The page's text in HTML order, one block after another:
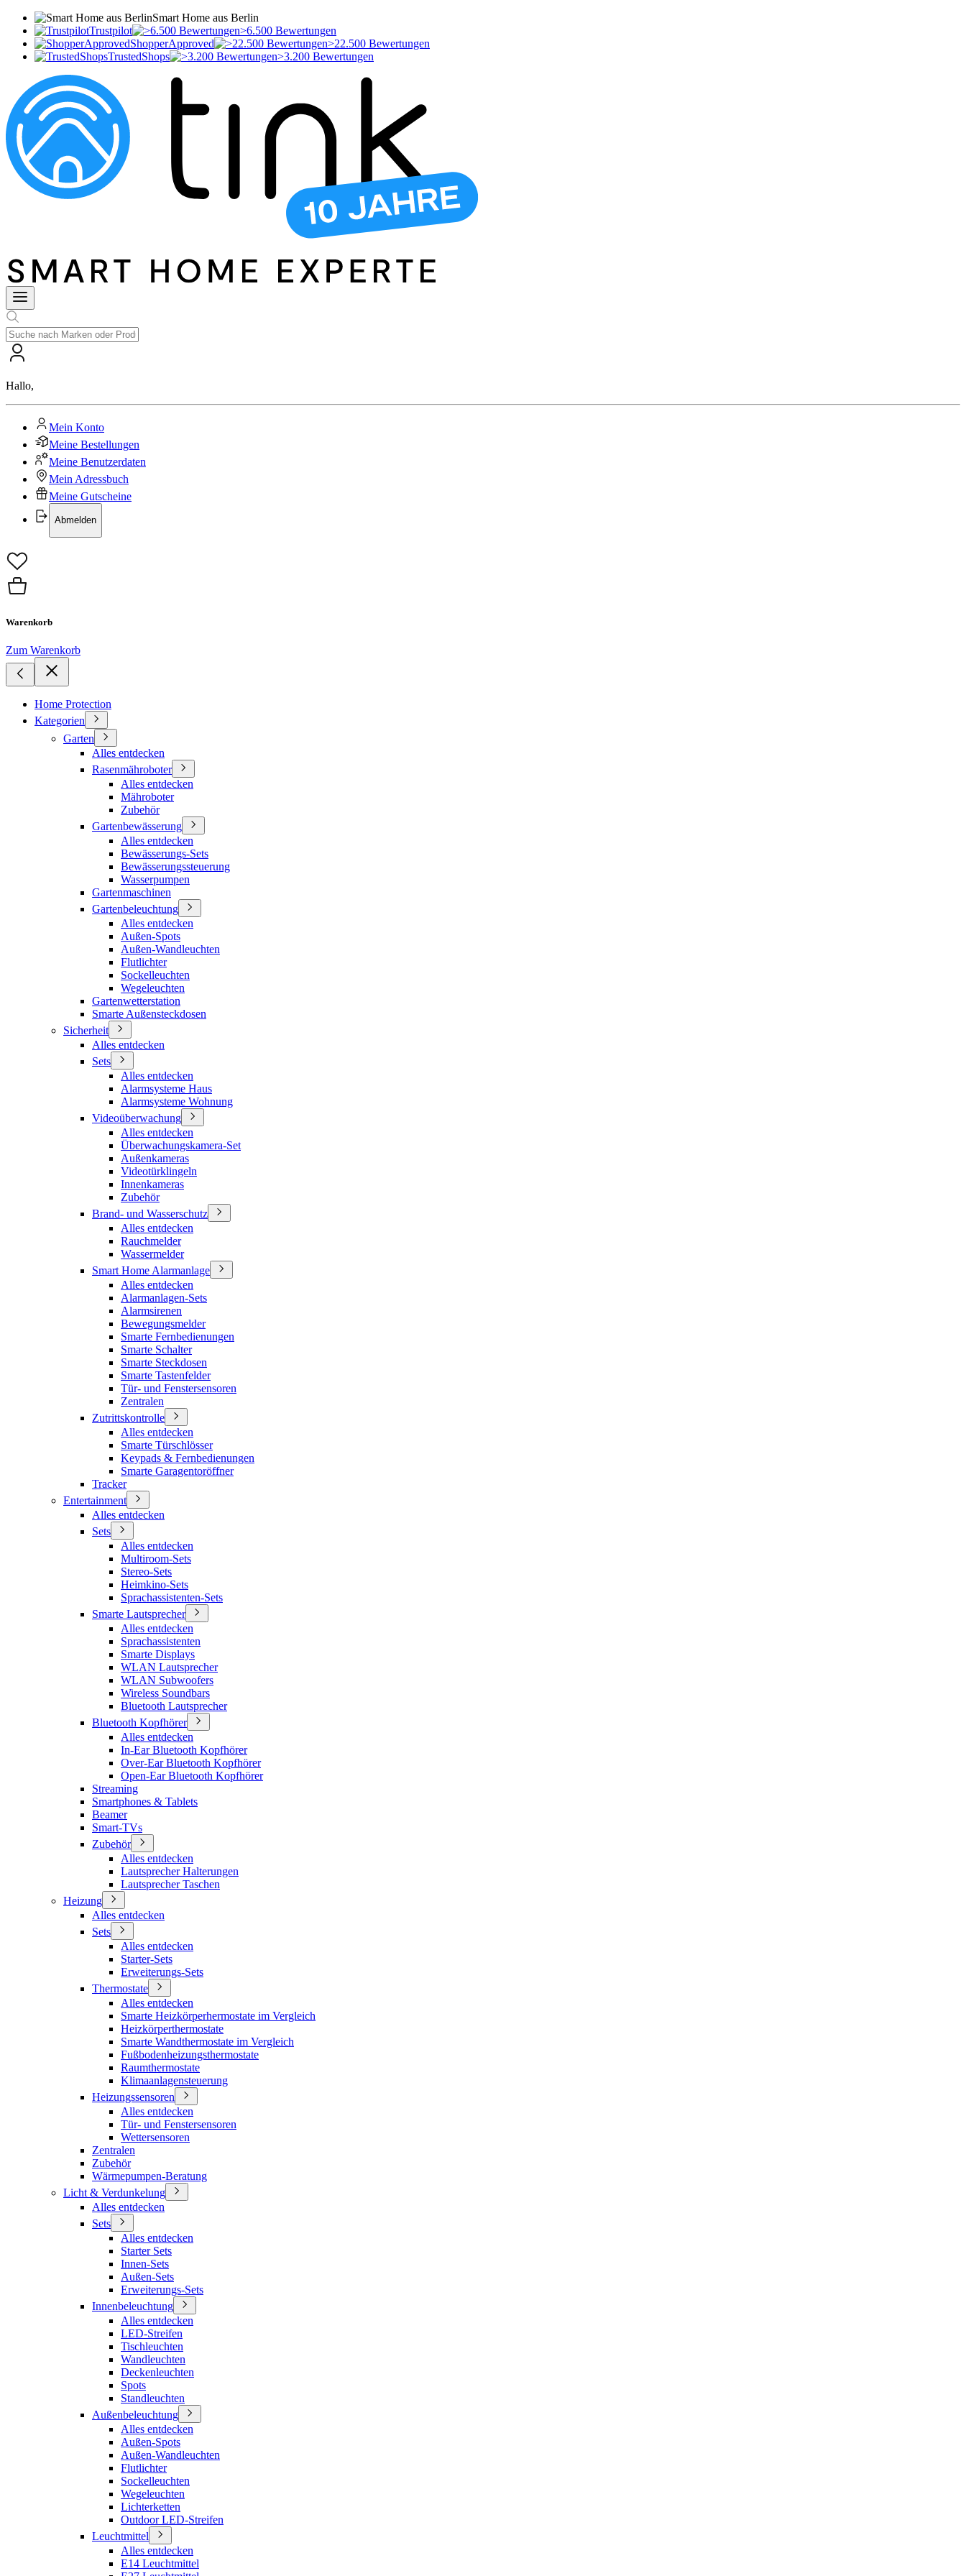
Smart Home aus Berlin
Trustpilot
>6.500 Bewertungen
ShopperApproved
>22.500 Bewertungen
TrustedShops
>3.200 Bewertungen
Hallo,
Mein Konto
Meine Bestellungen
Meine Benutzerdaten
Mein Adressbuch
Meine Gutscheine
Abmelden
Warenkorb
Zum Warenkorb
Home Protection
Kategorien
Garten
Alles entdecken
Rasenmähroboter
Alles entdecken
Mähroboter
Zubehör
Gartenbewässerung
Alles entdecken
Bewässerungs-Sets
Bewässerungssteuerung
Wasserpumpen
Gartenmaschinen
Gartenbeleuchtung
Alles entdecken
Außen-Spots
Außen-Wandleuchten
Flutlichter
Sockelleuchten
Wegeleuchten
Gartenwetterstation
Smarte Außensteckdosen
Sicherheit
Alles entdecken
Sets
Alles entdecken
Alarmsysteme Haus
Alarmsysteme Wohnung
Videoüberwachung
Alles entdecken
Überwachungskamera-Set
Außenkameras
Videotürklingeln
Innenkameras
Zubehör
Brand- und Wasserschutz
Alles entdecken
Rauchmelder
Wassermelder
Smart Home Alarmanlage
Alles entdecken
Alarmanlagen-Sets
Alarmsirenen
Bewegungsmelder
Smarte Fernbedienungen
Smarte Schalter
Smarte Steckdosen
Smarte Tastenfelder
Tür- und Fenstersensoren
Zentralen
Zutrittskontrolle
Alles entdecken
Smarte Türschlösser
Keypads & Fernbedienungen
Smarte Garagentoröffner
Tracker
Entertainment
Alles entdecken
Sets
Alles entdecken
Multiroom-Sets
Stereo-Sets
Heimkino-Sets
Sprachassistenten-Sets
Smarte Lautsprecher
Alles entdecken
Sprachassistenten
Smarte Displays
WLAN Lautsprecher
WLAN Subwoofers
Wireless Soundbars
Bluetooth Lautsprecher
Bluetooth Kopfhörer
Alles entdecken
In-Ear Bluetooth Kopfhörer
Over-Ear Bluetooth Kopfhörer
Open-Ear Bluetooth Kopfhörer
Streaming
Smartphones & Tablets
Beamer
Smart-TVs
Zubehör
Alles entdecken
Lautsprecher Halterungen
Lautsprecher Taschen
Heizung
Alles entdecken
Sets
Alles entdecken
Starter-Sets
Erweiterungs-Sets
Thermostate
Alles entdecken
Smarte Heizkörperhermostate im Vergleich
Heizkörperthermostate
Smarte Wandthermostate im Vergleich
Fußbodenheizungsthermostate
Raumthermostate
Klimaanlagensteuerung
Heizungssensoren
Alles entdecken
Tür- und Fenstersensoren
Wettersensoren
Zentralen
Zubehör
Wärmepumpen-Beratung
Licht & Verdunkelung
Alles entdecken
Sets
Alles entdecken
Starter Sets
Innen-Sets
Außen-Sets
Erweiterungs-Sets
Innenbeleuchtung
Alles entdecken
LED-Streifen
Tischleuchten
Wandleuchten
Deckenleuchten
Spots
Standleuchten
Außenbeleuchtung
Alles entdecken
Außen-Spots
Außen-Wandleuchten
Flutlichter
Sockelleuchten
Wegeleuchten
Lichterketten
Outdoor LED-Streifen
Leuchtmittel
Alles entdecken
E14 Leuchtmittel